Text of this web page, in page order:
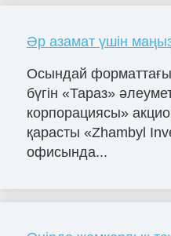
Әр азамат үшін
Осындай форматтағы
бүгін «Тараз»
корпорациясы»
қарасты «Zhambyl
офисында...